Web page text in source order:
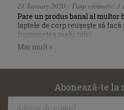
21 January 2020 - Timp estimativ: 1
Pare un produs banal al multor
laptele de corp reușește să
frumusețea pielii tale!
Mai mult »
Abonează-te la